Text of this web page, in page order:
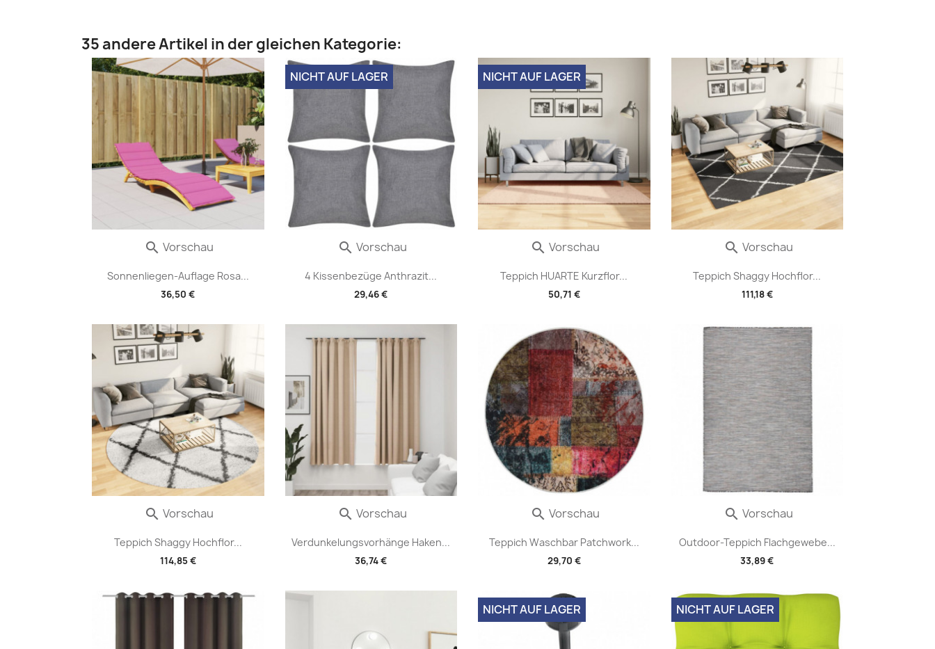
35 andere Artikel in der gleichen Kategorie:
Sonnenliegen-Auflage Rosa...
36,50 €
 Vorschau
4 Kissenbezüge Anthrazit...
29,46 €
NICHT AUF LAGER
 Vorschau
Teppich HUARTE Kurzflor...
50,71 €
NICHT AUF LAGER
 Vorschau
Teppich Shaggy Hochflor...
111,18 €
 Vorschau
Teppich Shaggy Hochflor...
114,85 €
 Vorschau
Verdunkelungsvorhänge Haken...
36,74 €
 Vorschau
Teppich Waschbar Patchwork...
29,70 €
 Vorschau
Outdoor-Teppich Flachgewebe...
33,89 €
 Vorschau
NICHT AUF LAGER NICHT AUF LAGER